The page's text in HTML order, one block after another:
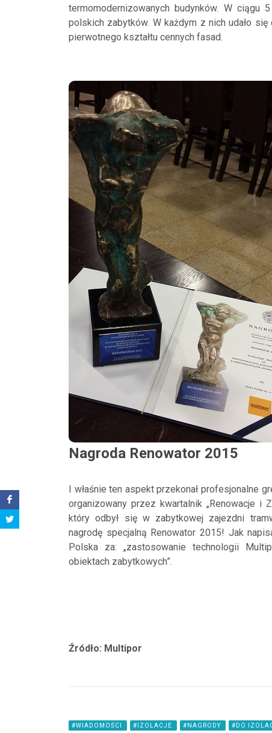
termomodernizowanych budynków. W ciągu
polskich zabytków. W każdym z nich udało
pierwotnego kształtu cennych fasad.
Nagroda Renowator 2015
I właśnie ten aspekt przekonał profesjonalne
organizowany przez kwartalnik „Renowacje i
który odbył się w zabytkowej zajezdni
nagrodę specjalną Renowator 2015! Jak
Polska za: „zastosowanie technologii
obiektach zabytkowych”.
Źródło: Multipor
#WIADOMOŚCI #IZOLACJE #NAGRODY #DO